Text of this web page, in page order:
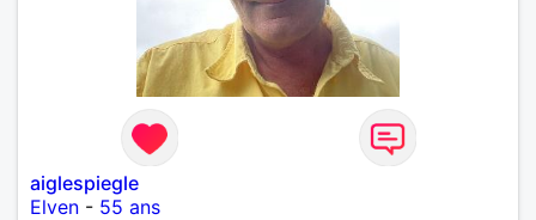
aiglespiegle
Elven - 55 ans